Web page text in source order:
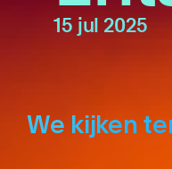
15 jul 2025
We kijken